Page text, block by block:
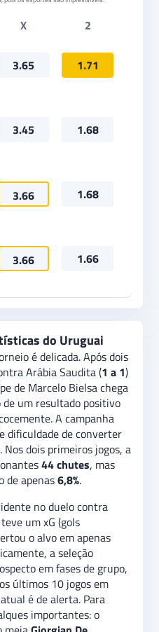
X 2
3.65 1.71
3.45 1.68
3.66 1.68
3.66 1.66
do Uruguai
é delicada. Após dois
Arábia Saudita (1 a 1)
de Marcelo Bielsa chega
um resultado positivo
A campanha
dificuldade de converter
Nos dois primeiros jogos, a
44 chutes, mas
de apenas6,8%.
no duelo contra
um xG (gols
o alvo em apenas
a seleção
em fases de grupo,
últimos 10 jogos em
é de alerta. Para
importantes: o